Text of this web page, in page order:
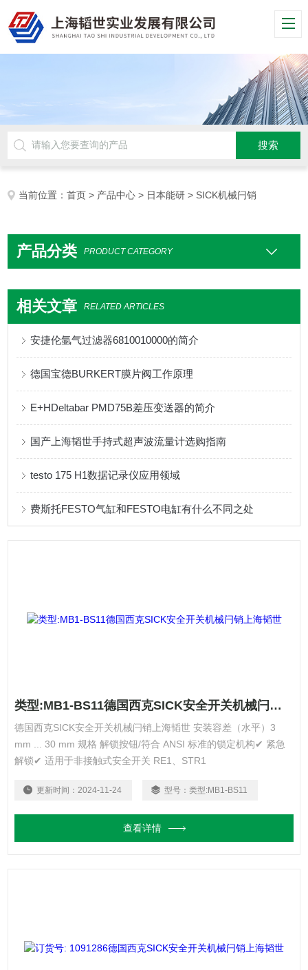
当前位置：首页 > 产品中心 > 日本能研 > SICK机械闩销
产品分类 PRODUCT CATEGORY
相关文章 RELATED ARTICLES
安捷伦氩气过滤器6810010000的简介
德国宝德BURKERT膜片阀工作原理
E+HDeltabar PMD75B差压变送器的简介
国产上海韬世手持式超声波流量计选购指南
testo 175 H1数据记录仪应用领域
费斯托FESTO气缸和FESTO电缸有什么不同之处
类型:MB1-BS11德国西克SICK安全开关机械闩销上海韬世
德国西克SICK安全开关机械闩销上海韬世 安装容差（水平）3
mm ... 30 mm 规格 解锁按钮/符合 ANSI 标准的锁定机构✔ 紧急
解锁✔ 适用于非接触式安全开关 RE1、STR1
更新时间： 2024-11-24 型号： 类型:MB1-BS11
查看详情